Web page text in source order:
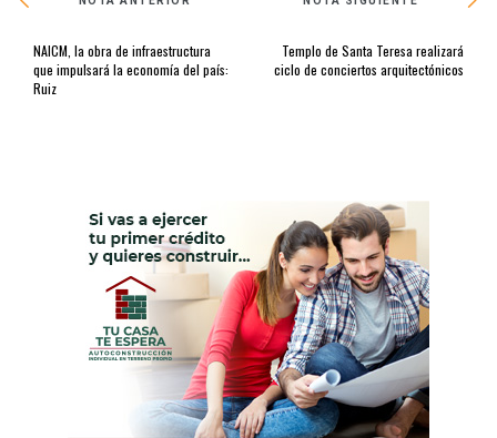
NAICM, la obra de infraestructura
que impulsará la economía del país:
Ruiz
Templo de Santa Teresa realizará
ciclo de conciertos arquitectónicos